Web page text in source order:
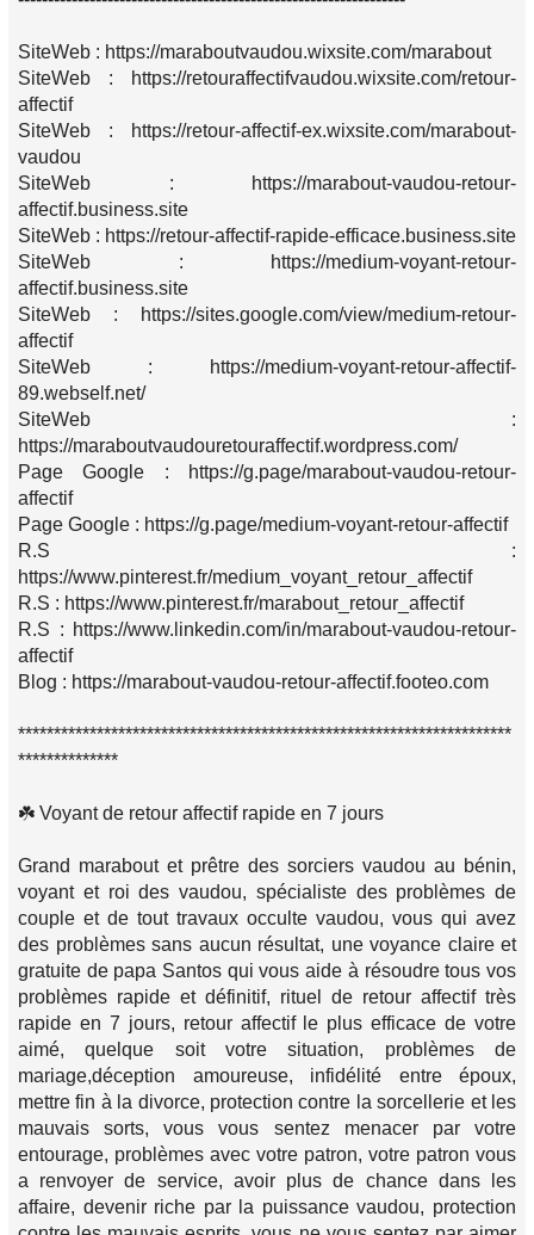
SiteWeb : https://maraboutvaudou.wixsite.com/marabout
SiteWeb : https://retouraffectifvaudou.wixsite.com/retour-
affectif
SiteWeb : https://retour-affectif-ex.wixsite.com/marabout-
vaudou
SiteWeb : https://marabout-vaudou-retour-
affectif.business.site
SiteWeb : https://retour-affectif-rapide-efficace.business.site
SiteWeb : https://medium-voyant-retour-
affectif.business.site
SiteWeb : https://sites.google.com/view/medium-retour-
affectif
SiteWeb : https://medium-voyant-retour-affectif-
89.webself.net/
SiteWeb :
https://maraboutvaudouretouraffectif.wordpress.com/
Page Google : https://g.page/marabout-vaudou-retour-
affectif
Page Google : https://g.page/medium-voyant-retour-affectif
R.S :
https://www.pinterest.fr/medium_voyant_retour_affectif
R.S : https://www.pinterest.fr/marabout_retour_affectif
R.S : https://www.linkedin.com/in/marabout-vaudou-retour-
affectif
Blog : https://marabout-vaudou-retour-affectif.footeo.com
*********************************************************************
**************
☘️ Voyant de retour affectif rapide en 7 jours
Grand marabout et prêtre des sorciers vaudou au bénin,
voyant et roi des vaudou, spécialiste des problèmes de
couple et de tout travaux occulte vaudou, vous qui avez
des problèmes sans aucun résultat, une voyance claire et
gratuite de papa Santos qui vous aide à résoudre tous vos
problèmes rapide et définitif, rituel de retour affectif très
rapide en 7 jours, retour affectif le plus efficace de votre
aimé, quelque soit votre situation, problèmes de
mariage,déception amoureuse, infidélité entre époux,
mettre fin à la divorce, protection contre la sorcellerie et les
mauvais sorts, vous vous sentez menacer par votre
entourage, problèmes avec votre patron, votre patron vous
a renvoyer de service, avoir plus de chance dans les
affaire, devenir riche par la puissance vaudou, protection